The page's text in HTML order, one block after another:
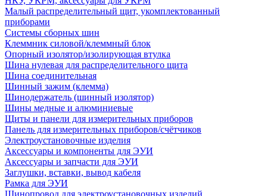
Малый распределительный щит, укомплектованный
приборами
Системы сборных шин
Клеммник силовой/клеммный блок
Опорный изолятор/изолирующая втулка
Шина нулевая для распределительного щита
Шина соединительная
Шинный зажим (клемма)
Шинодержатель (шинный изолятор)
Шины медные и алюминиевые
Щиты и панели для измерительных приборов
Панель для измерительных приборов/счётчиков
Электроустановочные изделия
Аксессуары и компоненты для ЭУИ
Аксессуары и запчасти для ЭУИ
Заглушки, вставки, вывод кабеля
Рамка для ЭУИ
Шинопровод для электроустановочных изделий